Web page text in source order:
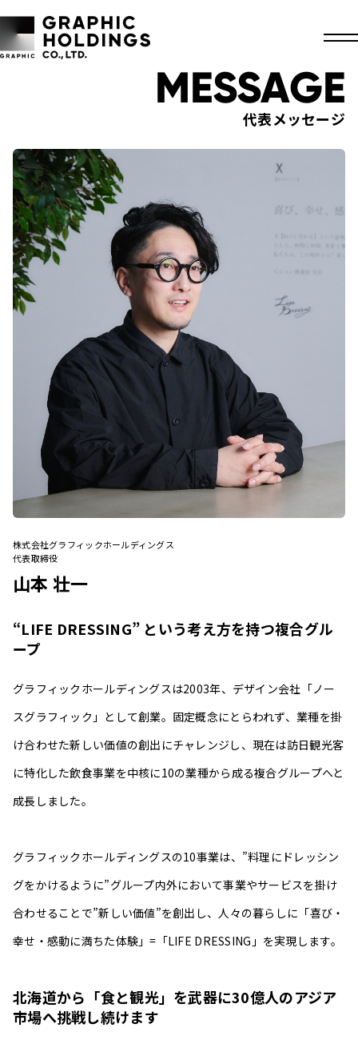
MESSAGE
代表メッセージ
株式会社グラフィックホールディングス
代表取締役
山本 壮一
“LIFE DRESSING” という考え方を持つ複合グル
ープ
グラフィックホールディングスは2003年、デザイン会社「ノー
スグラフィック」として創業。固定概念にとらわれず、業種を掛
け合わせた新しい価値の創出にチャレンジし、現在は訪日観光客
に特化した飲食事業を中核に10の業種から成る複合グループへと
成長しました。
グラフィックホールディングスの10事業は、”料理にドレッシン
グをかけるように”グループ内外において事業やサービスを掛け
合わせることで”新しい価値”を創出し、人々の暮らしに「喜び・
幸せ・感動に満ちた体験」=「LIFE DRESSING」を実現します。
北海道から「食と観光」を武器に30億人のアジア
市場へ挑戦し続けます